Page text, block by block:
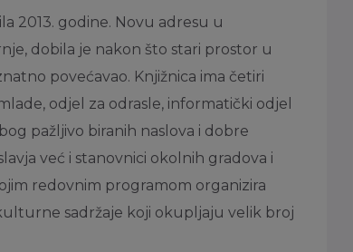
2013. godine. Novu adresu u
dobila je nakon što stari prostor u
povećavao. Knjižnica ima četiri
odjel za odrasle, informatički odjel
pažljivo biranih naslova i dobre
već i stanovnici okolnih gradova i
redovnim programom organizira
sadržaje koji okupljaju velik broj